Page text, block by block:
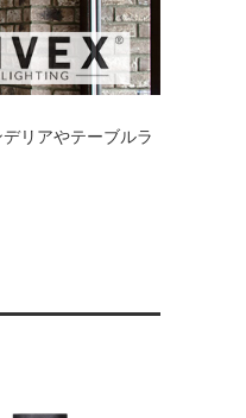
リアやテーブルラ